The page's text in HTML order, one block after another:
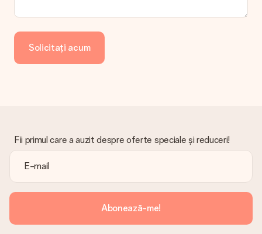
Regretăm profund că darul tău nu îți place. Vă rugăm să
să vă ajute să găsiți o soluție adecvată.
Factura este trimisă împreună cu comanda?
Solicitați acum
Fii primul care a auzit despre oferte speciale și reduceri!
Abonează-me!